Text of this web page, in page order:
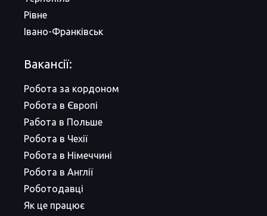
Рівне
Івано-Франківськ
Вакансії:
Робота за кордоном
Робота в Європі
Работа в Польше
Робота в Чехії
Робота в Німеччині
Робота в Англії
Роботодавці
Як це працює